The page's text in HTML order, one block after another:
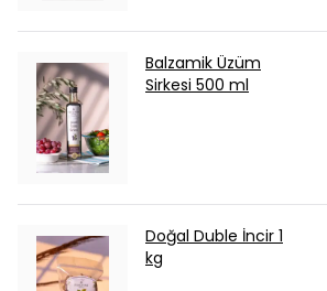
Balzamik Üzüm
Sirkesi 500 ml
Doğal Duble İncir 1
kg